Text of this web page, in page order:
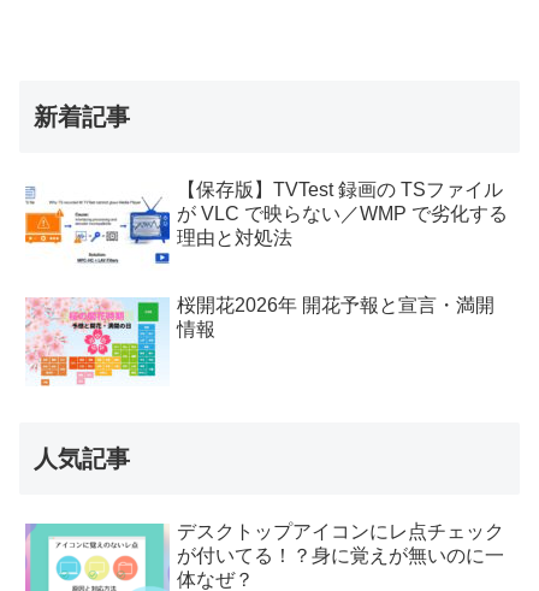
新着記事
【保存版】TVTest 録画の TSファイル
が VLC で映らない／WMP で劣化する
理由と対処法
桜開花2026年 開花予報と宣言・満開
情報
人気記事
デスクトップアイコンにレ点チェック
が付いてる！？身に覚えが無いのに一
体なぜ？